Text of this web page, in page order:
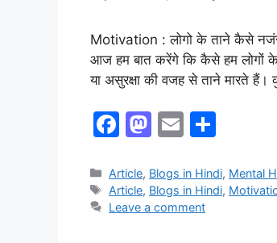
Motivation : लोगो के ताने कैसे
आज हम बात करेंगे कि कैसे हम लोगों
या असुरक्षा की वजह से ताने मारते
F
c
e
M
st
o
E
ai
l
ar
e
Article, Blogs in Hindi, Mental
Article, Blogs in Hindi,
Leave a comment